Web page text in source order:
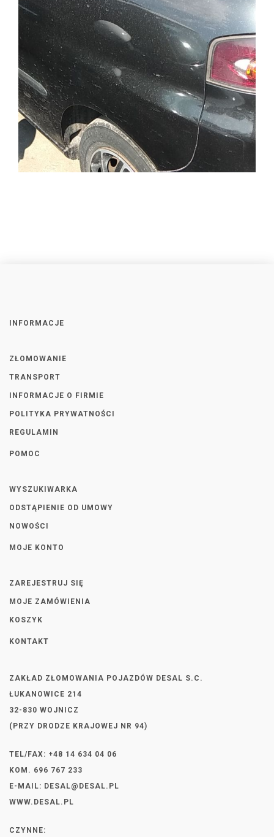
INFORMACJE
ZŁOMOWANIE
TRANSPORT
INFORMACJE O FIRMIE
POLITYKA PRYWATNOŚCI
REGULAMIN
POMOC
WYSZUKIWARKA
ODSTĄPIENIE OD UMOWY
NOWOŚCI
MOJE KONTO
ZAREJESTRUJ SIĘ
MOJE ZAMÓWIENIA
KOSZYK
KONTAKT
ZAKŁAD ZŁOMOWANIA POJAZDÓW DESAL S.C.
ŁUKANOWICE 214
32-830 WOJNICZ
(PRZY DRODZE KRAJOWEJ NR 94)
TEL/FAX: +48 14 634 04 06
KOM. 696 767 233
E-MAIL: DESAL@DESAL.PL
WWW.DESAL.PL
CZYNNE: